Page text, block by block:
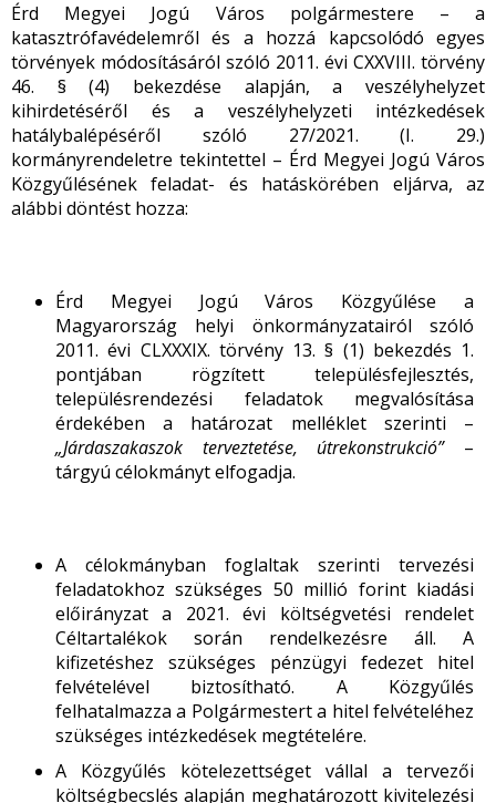
Érd Megyei Jogú Város polgármestere – a
katasztrófavédelemről és a hozzá kapcsolódó egyes
törvények módosításáról szóló 2011. évi CXXVIII. törvény
46. § (4) bekezdése alapján, a veszélyhelyzet
kihirdetéséről és a veszélyhelyzeti intézkedések
hatálybalépéséről szóló 27/2021. (I. 29.)
kormányrendeletre tekintettel – Érd Megyei Jogú Város
Közgyűlésének feladat- és hatáskörében eljárva, az
alábbi döntést hozza:
Érd Megyei Jogú Város Közgyűlése a
Magyarország helyi önkormányzatairól szóló
2011. évi CLXXXIX. törvény 13. § (1) bekezdés 1.
pontjában rögzített településfejlesztés,
településrendezési feladatok megvalósítása
érdekében a határozat melléklet szerinti –
„Járdaszakaszok terveztetése, útrekonstrukció”–
tárgyú célokmányt elfogadja.
A célokmányban foglaltak szerinti tervezési
feladatokhoz szükséges 50 millió forint kiadási
előirányzat a 2021. évi költségvetési rendelet
Céltartalékok során rendelkezésre áll. A
kifizetéshez szükséges pénzügyi fedezet hitel
felvételével biztosítható. A Közgyűlés
felhatalmazza a Polgármestert a hitel felvételéhez
szükséges intézkedések megtételére.
A Közgyűlés kötelezettséget vállal a tervezői
költségbecslés alapján meghatározott kivitelezési